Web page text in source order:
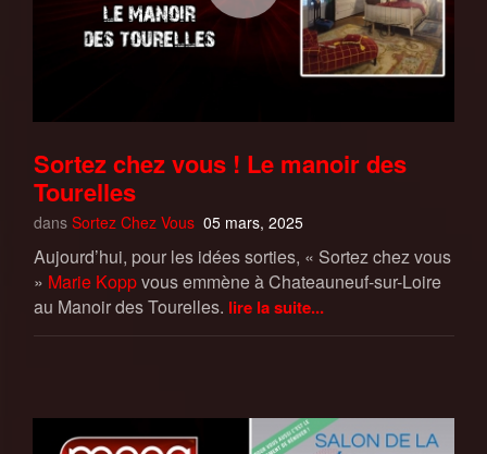
Sortez chez vous ! Le manoir des
Tourelles
dans Sortez Chez Vous 05 mars, 2025
Aujourd’hui, pour les idées sorties, « Sortez chez vous
» Marie Koppvous emmène à Chateauneuf-sur-Loire
au Manoir des Tourelles. lire la suite...